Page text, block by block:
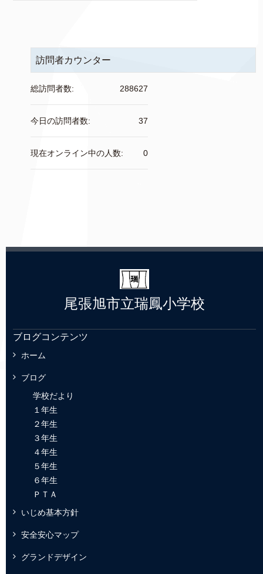
訪問者カウンター
288627
総訪問者数:
37
今日の訪問者数:
0
現在オンライン中の人数:
尾張旭市立瑞鳳小学校
ブログコンテンツ
ホーム
ブログ
学校だより
１年生
２年生
３年生
４年生
５年生
６年生
ＰＴＡ
いじめ基本方針
安全安心マップ
グランドデザイン